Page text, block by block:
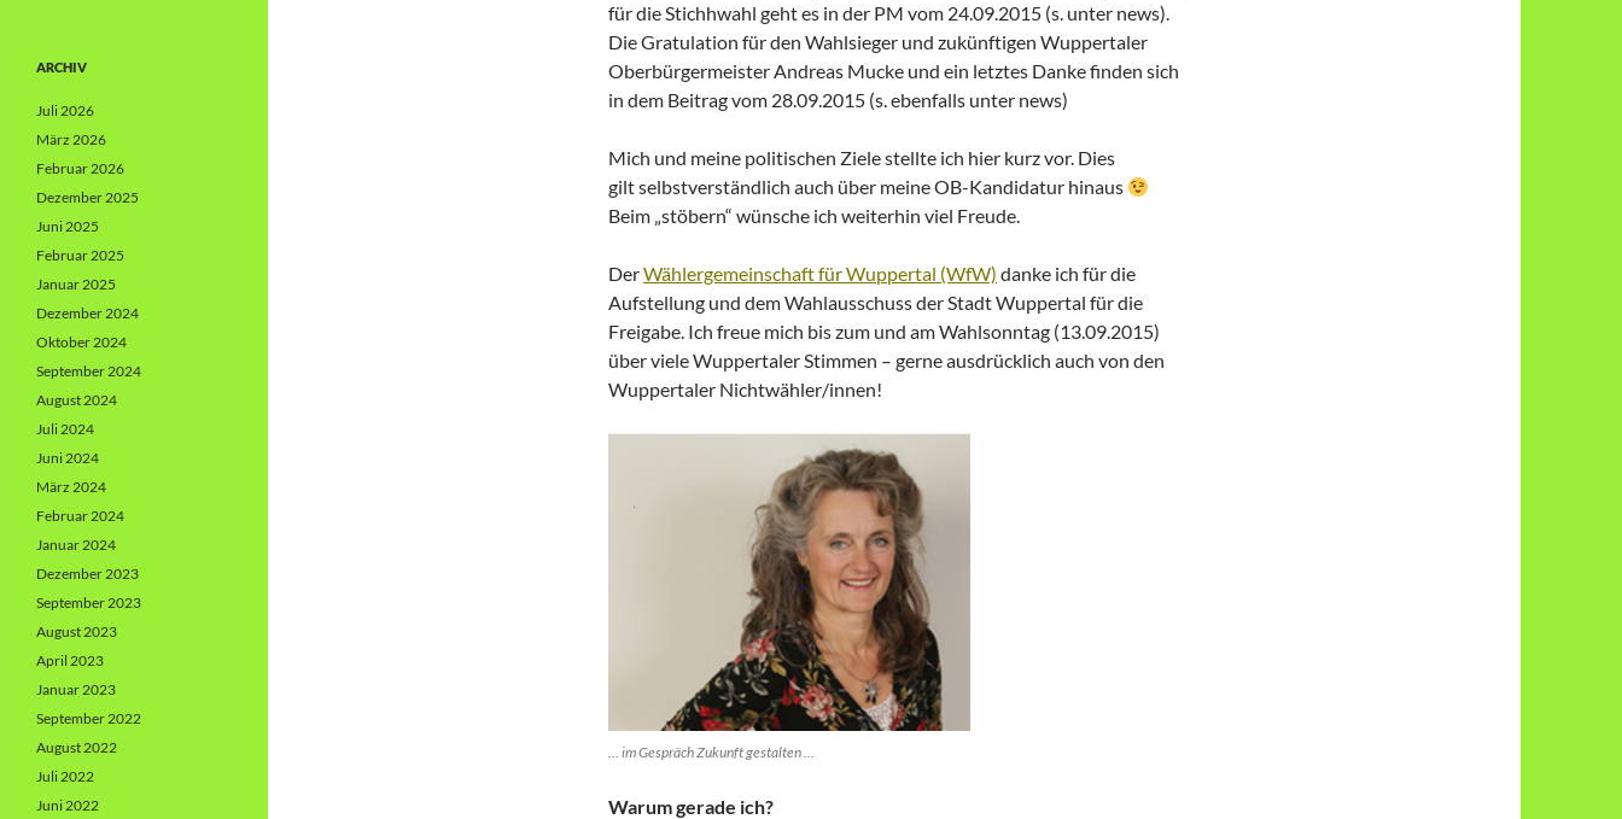
für die Stichhwahl geht es in der PM vom 24.09.2015 (s. unter news).
Die Gratulation für den Wahlsieger und zukünftigen Wuppertaler
Oberbürgermeister Andreas Mucke und ein letztes Danke finden sich
in dem Beitrag vom 28.09.2015 (s. ebenfalls unter news)
Mich und meine politischen Ziele stellte ich hier kurz vor. Dies
gilt selbstverständlich auch über meine OB-Kandidatur hinaus
Beim „stöbern“ wünsche ich weiterhin viel Freude.
DerWählergemeinschaft für Wuppertal (WfW) danke ich für die
Aufstellung und dem Wahlausschuss der Stadt Wuppertal für die
Freigabe. Ich freue mich bis zum und am Wahlsonntag (13.09.2015)
über viele Wuppertaler Stimmen – gerne ausdrücklich auch von den
Wuppertaler Nichtwähler/innen!
… im Gespräch Zukunft gestalten …
Warum gerade ich?
ARCHIV
Juli 2026
März 2026
Februar 2026
Dezember 2025
Juni 2025
Februar 2025
Januar 2025
Dezember 2024
Oktober 2024
September 2024
August 2024
Juli 2024
Juni 2024
März 2024
Februar 2024
Januar 2024
Dezember 2023
September 2023
August 2023
April 2023
Januar 2023
September 2022
August 2022
Juli 2022
Juni 2022